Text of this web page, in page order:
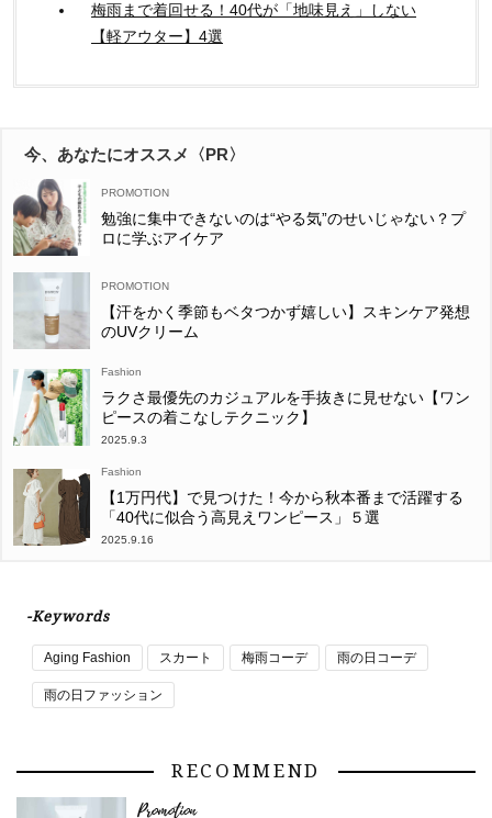
梅雨まで着回せる！40代が「地味見え」しない
【軽アウター】4選
今、あなたにオススメ〈PR〉
勉強に集中できないのは“やる気”のせいじゃない？プ
ロに学ぶアイケア
【汗をかく季節もベタつかず嬉しい】スキンケア発想
のUVクリーム
Fashion
ラクさ最優先のカジュアルを手抜きに見せない【ワン
ピースの着こなしテクニック】
2025.9.3
Fashion
【1万円代】で見つけた！今から秋本番まで活躍する
「40代に似合う高見えワンピース」５選
2025.9.16
-Keywords
Aging Fashion スカート 梅雨コーデ 雨の日コーデ
雨の日ファッション
RECOMMEND